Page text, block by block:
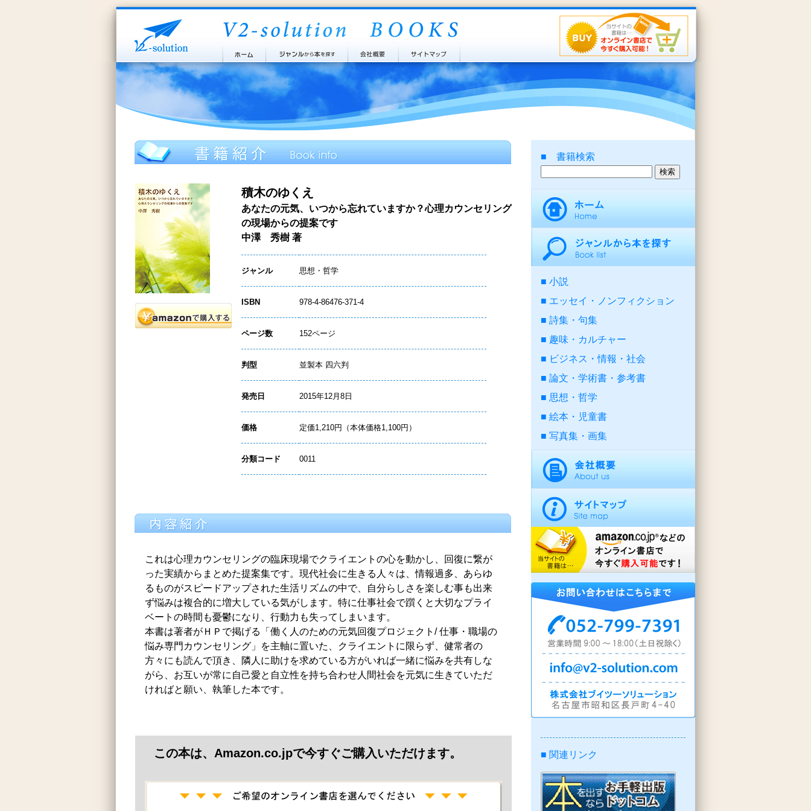
積木のゆくえ
あなたの元気、いつから忘れていますか？心理カウンセリング
の現場からの提案です
中澤 秀樹 著
ジャンル 思想・哲学
ISBN 978-4-86476-371-4
ページ数 152ページ
判型 並製本 四六判
発売日 2015年12月8日
価格 定価1,210円（本体価格1,100円）
分類コード 0011
これは心理カウンセリングの臨床現場でクライエントの心を動かし、回復に繋が
った実績からまとめた提案集です。現代社会に生きる人々は、情報過多、あらゆ
るものがスピードアップされた生活リズムの中で、自分らしさを楽しむ事も出来
ず悩みは複合的に増大している気がします。特に仕事社会で躓くと大切なプライ
ベートの時間も憂鬱になり、行動力も失ってしまいます。
本書は著者がＨＰで掲げる「働く人のための元気回復プロジェクト/ 仕事・職場の
悩み専門カウンセリング」を主軸に置いた、クライエントに限らず、健常者の
方々にも読んで頂き、隣人に助けを求めている方がいれば一緒に悩みを共有しな
がら、お互いが常に自己愛と自立性を持ち合わせ人間社会を元気に生きていただ
ければと願い、執筆した本です。
この本は、Amazon.co.jpで今すぐご購入いただけます。
■ 書籍検索
小説
エッセイ・ノンフィクション
詩集・句集
趣味・カルチャー
ビジネス・情報・社会
論文・学術書・参考書
思想・哲学
絵本・児童書
写真集・画集
■ 関連リンク